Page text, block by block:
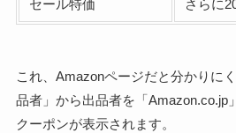
セール特価 さらに
これ、Amazonページだと分かりに
品者」から出品者を「Amazon.co.jp
クーポンが表示されます。